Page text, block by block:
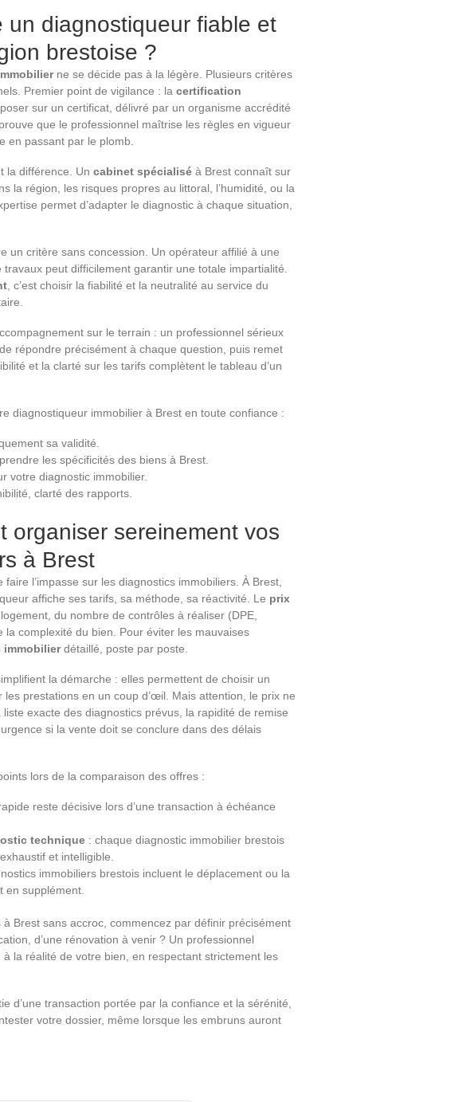
un diagnostiqueur fiable et
brestoise ?
ne se décide pas à la légère. Plusieurs critères
Premier point de vigilance : la certification
sur un certificat, délivré par un organisme accrédité
que le professionnel maîtrise les règles en vigueur
en passant par le plomb.
la différence. Un cabinet spécialisé à Brest connaît sur
la région, les risques propres au littoral, l’humidité, ou la
permet d’adapter le diagnostic à chaque situation,
un critère sans concession. Un opérateur affilié à une
peut difficilement garantir une totale impartialité.
, c’est choisir la fiabilité et la neutralité au service du
sur le terrain : un professionnel sérieux
répondre précisément à chaque question, puis remet
et la clarté sur les tarifs complètent le tableau d’un
diagnostiqueur immobilier à Brest en toute confiance :
sa validité.
les spécificités des biens à Brest.
votre diagnostic immobilier.
clarté des rapports.
organiser sereinement vos
à Brest
l’impasse sur les diagnostics immobiliers. À Brest,
affiche ses tarifs, sa méthode, sa réactivité. Le prix
du nombre de contrôles à réaliser (DPE,
complexité du bien. Pour éviter les mauvaises
détaillé, poste par poste.
la démarche : elles permettent de choisir un
prestations en un coup d’œil. Mais attention, le prix ne
exacte des diagnostics prévus, la rapidité de remise
si la vente doit se conclure dans des délais
lors de la comparaison des offres :
reste décisive lors d’une transaction à échéance
technique : chaque diagnostic immobilier brestois
et intelligible.
immobiliers brestois incluent le déplacement ou la
en supplément.
Brest sans accroc, commencez par définir précisément
d’une rénovation à venir ? Un professionnel
la réalité de votre bien, en respectant strictement les
d’une transaction portée par la confiance et la sérénité,
votre dossier, même lorsque les embruns auront